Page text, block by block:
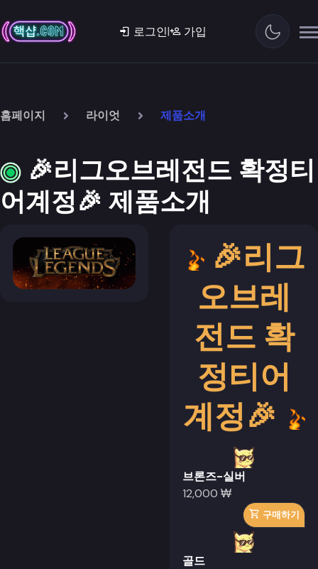
로그인| 가입
홈페이지 라이엇 제품소개
🎉리그오브레전드 확정티
어계정🎉 제품소개
🎉리그
오브레
전드 확
정티어
계정🎉
브론즈-실버
12,000 ₩
구매하기
골드